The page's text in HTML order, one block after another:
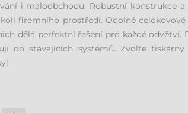
i maloobchodu. Robustní konstrukce
firemního prostředí. Odolné
dělá perfektní řešení pro každé
do stávajících systémů. Zvolte